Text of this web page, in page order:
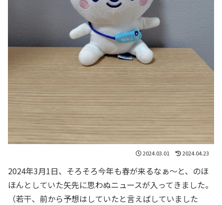
2024.03.01 2024.04.23
2024年3月1日、そろそろ今年も春が来るなぁ～と、のほ
ほんとしていた矢先に思わぬニュースが入ってきました。
（若干、前から予想はしていたと言えばしていました